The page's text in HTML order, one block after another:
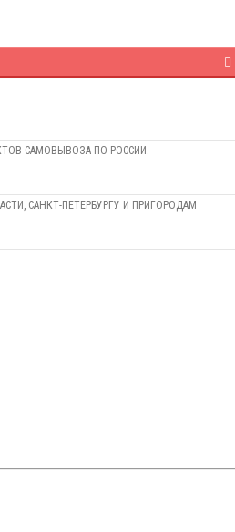
САМОВЫВОЗА ПО РОССИИ.
САНКТ-ПЕТЕРБУРГУ И ПРИГОРОДАМ